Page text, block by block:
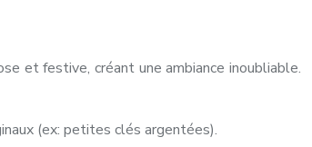
et festive, créant une ambiance inoubliable.
(ex: petites clés argentées).